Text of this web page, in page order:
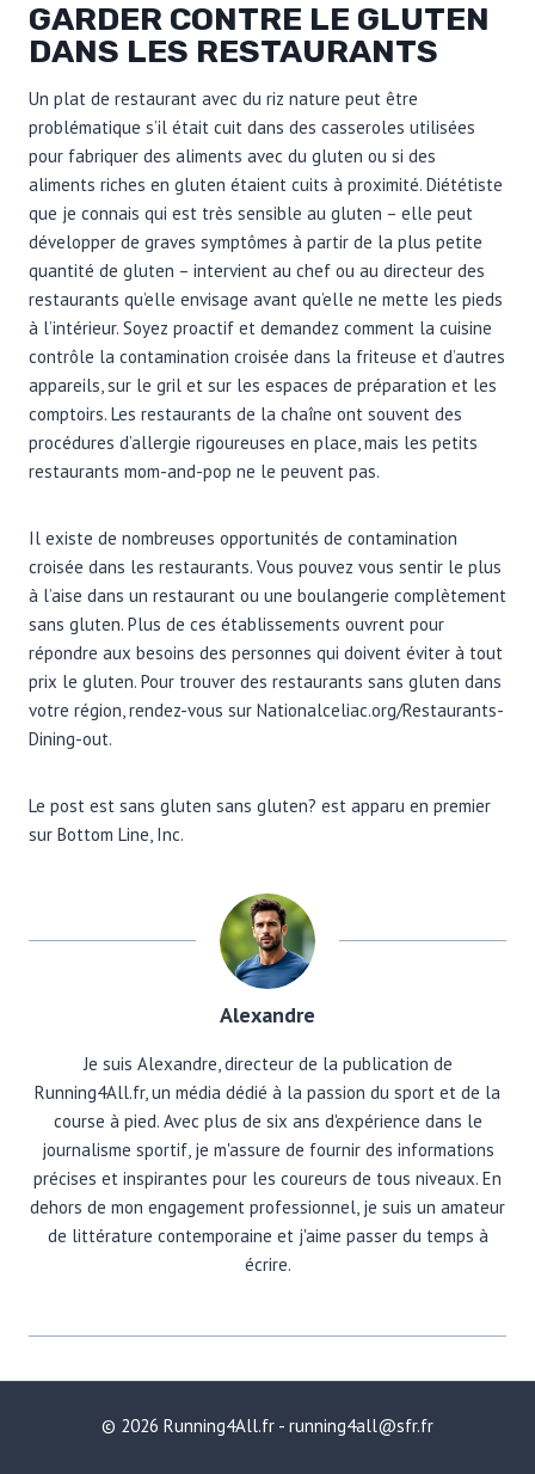
GARDER CONTRE LE GLUTEN
DANS LES RESTAURANTS
Un plat de restaurant avec du riz nature peut être
problématique s’il était cuit dans des casseroles utilisées
pour fabriquer des aliments avec du gluten ou si des
aliments riches en gluten étaient cuits à proximité. Diététiste
que je connais qui est très sensible au gluten – elle peut
développer de graves symptômes à partir de la plus petite
quantité de gluten – intervient au chef ou au directeur des
restaurants qu’elle envisage avant qu’elle ne mette les pieds
à l’intérieur. Soyez proactif et demandez comment la cuisine
contrôle la contamination croisée dans la friteuse et d’autres
appareils, sur le gril et sur les espaces de préparation et les
comptoirs. Les restaurants de la chaîne ont souvent des
procédures d’allergie rigoureuses en place, mais les petits
restaurants mom-and-pop ne le peuvent pas.
Il existe de nombreuses opportunités de contamination
croisée dans les restaurants. Vous pouvez vous sentir le plus
à l’aise dans un restaurant ou une boulangerie complètement
sans gluten. Plus de ces établissements ouvrent pour
répondre aux besoins des personnes qui doivent éviter à tout
prix le gluten. Pour trouver des restaurants sans gluten dans
votre région, rendez-vous sur Nationalceliac.org/Restaurants-
Dining-out.
Le post est sans gluten sans gluten? est apparu en premier
sur Bottom Line, Inc.
Alexandre
Je suis Alexandre, directeur de la publication de
Running4All.fr, un média dédié à la passion du sport et de la
course à pied. Avec plus de six ans d'expérience dans le
journalisme sportif, je m'assure de fournir des informations
précises et inspirantes pour les coureurs de tous niveaux. En
dehors de mon engagement professionnel, je suis un amateur
de littérature contemporaine et j'aime passer du temps à
écrire.
© 2026 Running4All.fr - running4all@sfr.fr